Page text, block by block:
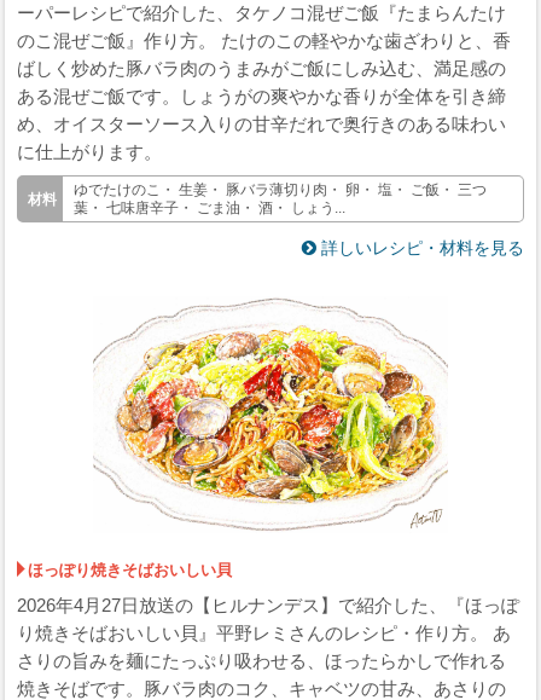
ーパーレシピで紹介した、タケノコ混ぜご飯『たまらんたけ
のこ混ぜご飯』作り方。 たけのこの軽やかな歯ざわりと、香
ばしく炒めた豚バラ肉のうまみがご飯にしみ込む、満足感の
ある混ぜご飯です。しょうがの爽やかな香りが全体を引き締
め、オイスターソース入りの甘辛だれで奥行きのある味わい
に仕上がります。
ゆでたけのこ・ 生姜・ 豚バラ薄切り肉・ 卵・ 塩・ ご飯・ 三つ
葉・ 七味唐辛子・ ごま油・ 酒・ しょう...
詳しいレシピ・材料を見る
ほっぽり焼きそばおいしい貝
2026年4月27日放送の【ヒルナンデス】で紹介した、『ほっぽ
り焼きそばおいしい貝』平野レミさんのレシピ・作り方。 あ
さりの旨みを麺にたっぷり吸わせる、ほったらかしで作れる
焼きそばです。豚バラ肉のコク、キャベツの甘み、あさりの